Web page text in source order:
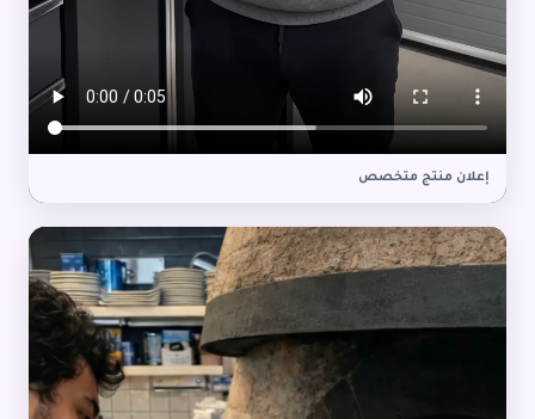
إعلان منتج متخصص